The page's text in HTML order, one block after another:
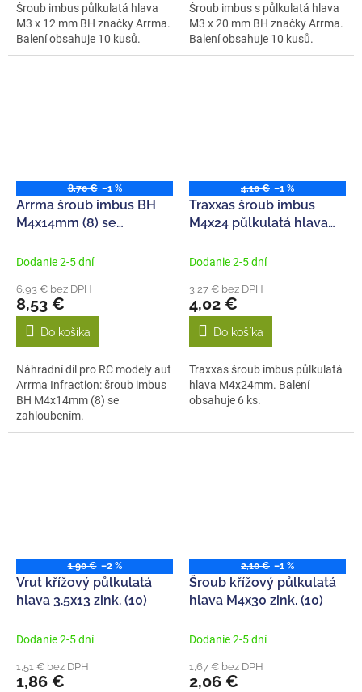
Šroub imbus půlkulatá hlava
M3 x 12 mm BH značky Arrma.
Balení obsahuje 10 kusů.
Šroub imbus s půlkulatá hlava
M3 x 20 mm BH značky Arrma.
Balení obsahuje 10 kusů.
8,70 € –1 %
Arrma šroub imbus BH
M4x14mm (8) se
Dodanie 2-5 dní
6,93 € bez DPH
8,53 €
Do košíka
Náhradní díl pro RC modely aut
Arrma Infraction: šroub imbus
BH M4x14mm (8) se
zahloubením.
4,10 € –1 %
Traxxas šroub imbus
M4x24 půlkulatá hlava
Dodanie 2-5 dní
3,27 € bez DPH
4,02 €
Do košíka
Traxxas šroub imbus půlkulatá
hlava M4x24mm. Balení
obsahuje 6 ks.
1,90 € –2 %
Vrut křížový půlkulatá
hlava 3.5x13 zink. (10)
Dodanie 2-5 dní
1,51 € bez DPH
1,86 €
2,10 € –1 %
Šroub křížový půlkulatá
hlava M4x30 zink. (10)
Dodanie 2-5 dní
1,67 € bez DPH
2,06 €